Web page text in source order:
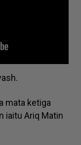
mata ketiga
iaitu Ariq Matin